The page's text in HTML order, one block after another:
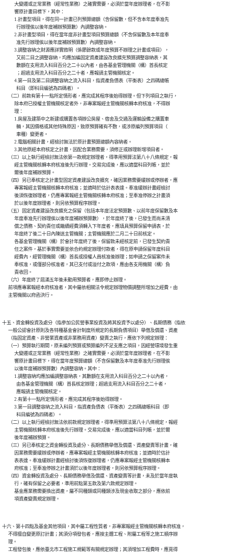
            大變遷或正常業務（經常性業務）之確實需要，必須於當年度辦理者，在不影
            響原計畫目標下，其中：
            1.計畫型項目，得在同一計畫已列預算總額（含保留數，但不含本年度奉准先
              行辦理俟以後年度補辦預算數）內調整容納。
            2.非計畫型項目，得在當年度非計畫型項目預算總額（不含保留數及本年度奉
              准先行辦理俟以後年度補辦預算數）內調整容納。
            3.調整容納之財源應詳實敘明（係節餘款或年度預算不辦理之計畫或項目），
              又前二目之調整容納，均應加編固定資產建設改良擴充預算調整容納表，其
              數額在支用流入科目百分之二十以內者，由各基金管理機關（構）首長核定
              ；超過支用流入科目百分之二十者，應報請主管機關核定。
            4.第一目及第二目調整容納之流入科目，指資產負債表（平衡表）之四碼總帳
              科目（即科目編號為四碼者）。
      （二）前款有第十一點所定情形者，應完成其程序後始得辦理。但下列項目之執行，
            除本府已授權主管機關核定者外，非專案報經主管機關核轉本府核准，不得辦
            理：
            1.房屋及建築中之新建或購置各項辦公房屋、宿舍及交通及運輸設備之購置車
              輛，其因價格或其他特殊原因，致原預算確有不敷，或涉原編列預算項目（
              車種）變更者。
            2.電腦相關計畫，經檢討無法於原計畫預算總額內容納者。
            3.其他原經本府核定之計畫，因配合業務需要，須修正或辦理新增項目者。
      （三）以上執行經檢討無法依第一款規定辦理者，得準用預算法第八十八條規定，報
            經主管機關核轉本府核准後先行辦理。交易完成後，應以適當科目列帳，並於
            爾後年度補辦預算。
      （四）另已奉核定之計畫型固定資產建設改良擴充，確因業務需要緩辦或停辦者，應
            專案報經主管機關核轉本府核准；並適時於估計表表達。奉准緩辦計畫經檢討
            後須恢復辦理者，仍應專案報經主管機關核轉本府核准；至奉准停辦之計畫須
            於以後年度辦理者，則另依預算程序辦理。
      （五）固定資產建設改良擴充之保留（包括本年度法定預算數、以前年度保留數及本
            年度奉准先行辦理俟以後年度補辦預算數），於年度終了後，已發生而尚未清
            償之債務、契約責任或繼續經費須轉入下年度者，應填具預算保留申請表，於
            年度終了後二十日內陳送主管機關；主管機關應於二月二十日前核定。
            各基金管理機關（構）於會計年度終了後，保留款未經核定前，已發生契約責
            任之案件，基於事實需要並依合約規定辦理付款者，得在原申請保留年度科目
            經費內，經管理機關（構）首長或授權人員核准後辦理；如申請之保留案件未
            奉核准，或僅部分核准者，其已支付或溢付之款項，應由各支用機關（構）負
            責收回。
      （六）年度終了屆滿五年後未動用預算者，應即停止辦理。
      前項應專案報經本府核准者，其中屬依相關法令規定辦理物價調整所增加之經費，由
      主管機關以府函決行。
十五、資金轉投資及處分（指參加公民營事業投資及將其投資予以處分）、長期債務（指依
      一般公認會計原則及各特種基金會計制度所規定的長期負債項目）舉借及償還、資產
      （指固定資產、非營業資產或非業務用資產）變賣之執行，應依下列規定辦理：
      （一）預算執行期間，原未編列預算或預算編列不足支應之項目，因經營環境發生重
            大變遷或正常業務（經常性業務）之確實需要，必須於當年度辦理者，在不影
            響原計畫目標下，得在當年度預算總額（不含保留數及本年度奉准先行辦理俟
            以後年度補辦預算數）內調整容納。其中：
            1.調整容納均應加編調整容納表，其數額在支用流入科目百分之二十以內者，
              由各基金管理機關（構）首長核定辦理；超過支用流入科目百分之二十者，
              應報請主管機關核定。
            2.有第十一點所定情形者，應完成其程序後始得辦理。
            3.第一目調整容納之流入科目，指資產負債表（平衡表）之四碼總帳科目（即
              科目編號為四碼者）。
      （二）以上執行經檢討無法依前款規定辦理者，得準用預算法第八十八條規定，報經
            主管機關核轉本府核准後先行辦理。交易完成後，應以適當科目列帳，並於爾
            後年度補辦預算。
      （三）另已奉核定之資金轉投資及處分、長期債務舉借及償還、資產變賣等計畫，確
            因業務需要緩辦或停辦者，應專案報經主管機關核轉本府核准；並適時於估計
            表表達。奉准緩辦計畫經檢討後須恢復辦理者，仍應專案報經主管機關核轉本
            府核准；至奉准停辦之計畫須於以後年度辦理者，則另依預算程序辦理。
      （四）資金轉投資及處分、長期債務舉借及償還、資產變賣等計畫，未及於當年度執
            行，確有保留之必要者，準用前點第五款及第六款規定辦理。
            基金應業務需要換出資產，屬不同種類或同種類涉及現金收取之部分，應依前
            項資產變賣規定辦理。
十六、第十四點及基金其他項目，其中屬工程性質者，非專案報經主管機關核轉本府核准，
      不得擅自變更原訂計畫；其須分項發包者，應按主體工程、附屬工程等之施工順序辦
      理。
      工程發包後，應依臺北市工程施工規範等有關規定辦理；其須增加工程費時，應覓得